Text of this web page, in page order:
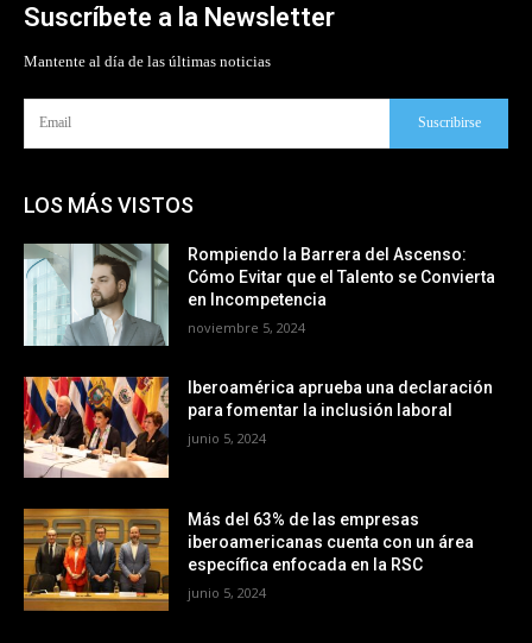
Suscríbete a la Newsletter
Mantente al día de las últimas noticias
Suscribirse
LOS MÁS VISTOS
Rompiendo la Barrera del Ascenso:
Cómo Evitar que el Talento se Convierta
en Incompetencia
noviembre 5, 2024
Iberoamérica aprueba una declaración
para fomentar la inclusión laboral
junio 5, 2024
Más del 63% de las empresas
iberoamericanas cuenta con un área
específica enfocada en la RSC
junio 5, 2024